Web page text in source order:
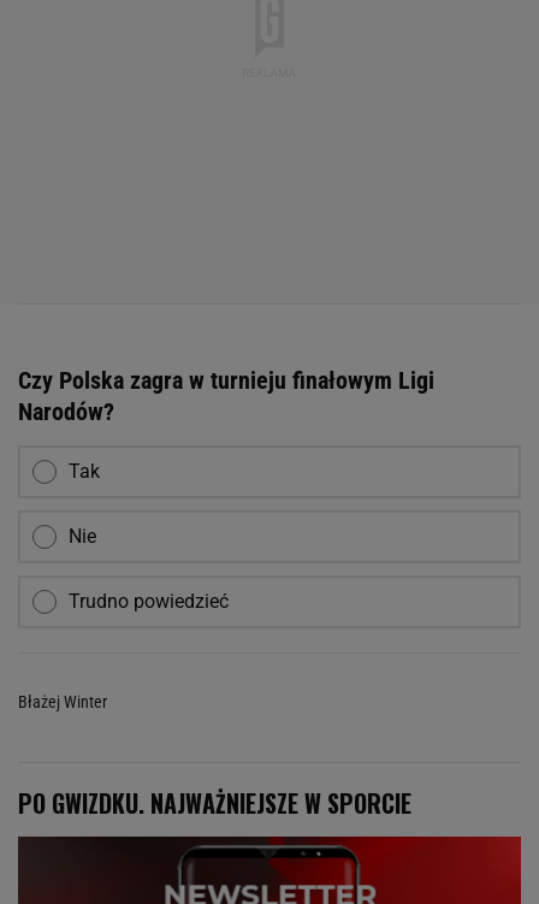
Czy Polska zagra w turnieju finałowym Ligi
Narodów?
Tak
Nie
Trudno powiedzieć
Błażej Winter